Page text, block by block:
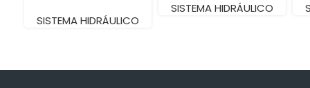
SISTEMA HIDRÁULICO
SISTEMA HIDRÁULICO